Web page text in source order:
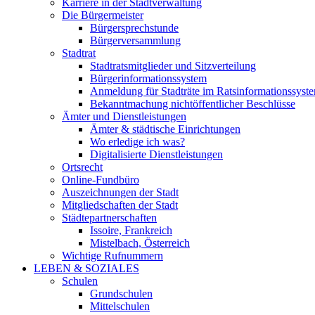
Karriere in der Stadtverwaltung
Die Bürgermeister
Bürgersprechstunde
Bürgerversammlung
Stadtrat
Stadtratsmitglieder und Sitzverteilung
Bürgerinformationssystem
Anmeldung für Stadträte im
Bekanntmachung nichtöffentlicher Beschlüsse
Ämter und Dienstleistungen
Ämter & städtische Einrichtungen
Wo erledige ich was?
Digitalisierte Dienstleistungen
Ortsrecht
Online-Fundbüro
Auszeichnungen der Stadt
Mitgliedschaften der Stadt
Städtepartnerschaften
Issoire, Frankreich
Mistelbach, Österreich
Wichtige Rufnummern
LEBEN & SOZIALES
Schulen
Grundschulen
Mittelschulen